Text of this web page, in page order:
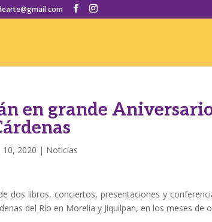
en grande
10, 2020 | Noticias
dos libros, conciertos, presentaciones y
del Río en Morelia y Jiquilpan, en los meses de